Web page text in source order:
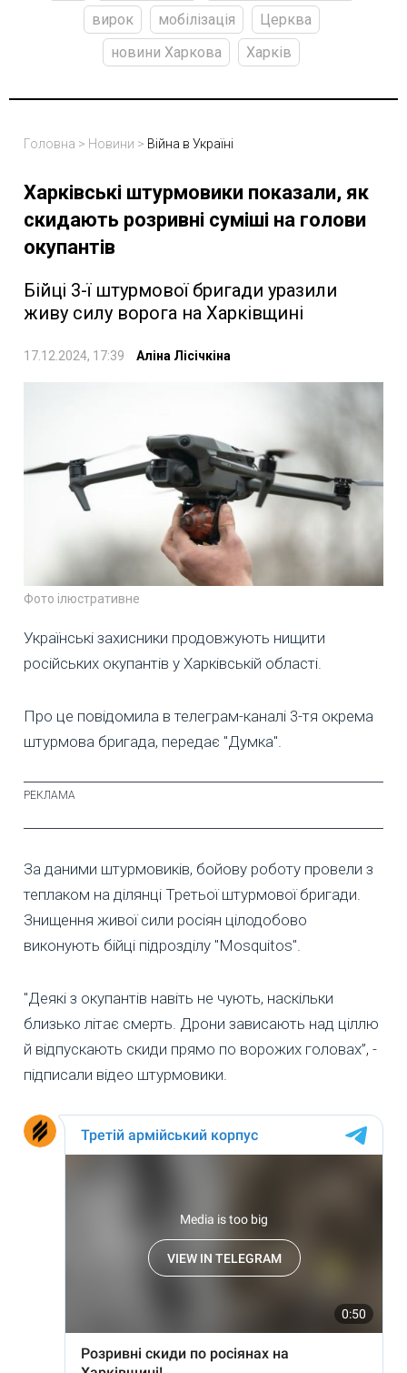
вирок мобілізація
Церква
новини Харкова
Харків
Головна > Новини > Війна в Україні
Харківські штурмовики показали, як
скидають розривні суміші на голови
окупантів
Бійці 3-ї штурмової бригади уразили
живу силу ворога на Харківщині
17.12.2024, 17:39 Аліна Лісічкіна
Фото ілюстративне
Українські захисники продовжують нищити
російських окупантів у Харківській області.
Про це повідомила в телеграм-каналі 3-тя окрема
штурмова бригада, передає "Думка".
За даними штурмовиків, бойову роботу провели з
теплаком на ділянці Третьої штурмової бригади.
Знищення живої сили росіян цілодобово
виконують бійці підрозділу "Mosquitos".
"Деякі з окупантів навіть не чують, наскільки
близько літає смерть. Дрони зависають над ціллю
й відпускають скиди прямо по ворожих головах”, -
підписали відео штурмовики.